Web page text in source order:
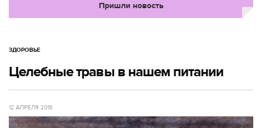
Пришли новость
ЗДОРОВЬЕ
Целебные травы в нашем питании
12 АПРЕЛЯ 2018